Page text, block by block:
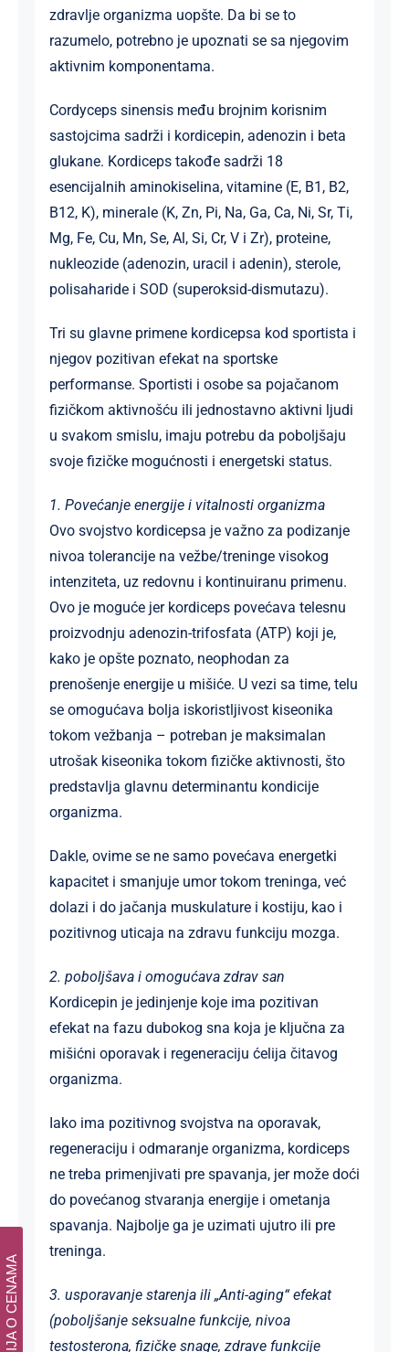
zdravlje organizma uopšte. Da bi se to
razumelo, potrebno je upoznati se sa njegovim
aktivnim komponentama.
Cordyceps sinensis među brojnim korisnim
sastojcima sadrži i kordicepin, adenozin i beta
glukane. Kordiceps takođe sadrži 18
esencijalnih aminokiselina, vitamine (E, B1, B2,
B12, K), minerale (K, Zn, Pi, Na, Ga, Ca, Ni, Sr, Ti,
Mg, Fe, Cu, Mn, Se, Al, Si, Cr, V i Zr), proteine,
nukleozide (adenozin, uracil i adenin), sterole,
polisaharide i SOD (superoksid-dismutazu).
Tri su glavne primene kordicepsa kod sportista i
njegov pozitivan efekat na sportske
performanse. Sportisti i osobe sa pojačanom
fizičkom aktivnošću ili jednostavno aktivni ljudi
u svakom smislu, imaju potrebu da poboljšaju
svoje fizičke mogućnosti i energetski status.
1. Povećanje energije i vitalnosti organizma
Ovo svojstvo kordicepsa je važno za podizanje
nivoa tolerancije na vežbe/treninge visokog
intenziteta, uz redovnu i kontinuiranu primenu.
Ovo je moguće jer kordiceps povećava telesnu
proizvodnju adenozin-trifosfata (ATP) koji je,
kako je opšte poznato, neophodan za
prenošenje energije u mišiće. U vezi sa time, telu
se omogućava bolja iskoristljivost kiseonika
tokom vežbanja – potreban je maksimalan
utrošak kiseonika tokom fizičke aktivnosti, što
predstavlja glavnu determinantu kondicije
organizma.
Dakle, ovime se ne samo povećava energetki
kapacitet i smanjuje umor tokom treninga, već
dolazi i do jačanja muskulature i kostiju, kao i
pozitivnog uticaja na zdravu funkciju mozga.
2. poboljšava i omogućava zdrav san
Kordicepin je jedinjenje koje ima pozitivan
efekat na fazu dubokog sna koja je ključna za
mišićni oporavak i regeneraciju ćelija čitavog
organizma.
Iako ima pozitivnog svojstva na oporavak,
regeneraciju i odmaranje organizma, kordiceps
ne treba primenjivati pre spavanja, jer može doći
do povećanog stvaranja energije i ometanja
spavanja. Najbolje ga je uzimati ujutro ili pre
treninga.
3. usporavanje starenja ili „Anti-aging“ efekat
(poboljšanje seksualne funkcije, nivoa
testosterona, fizičke snage, zdrave funkcije